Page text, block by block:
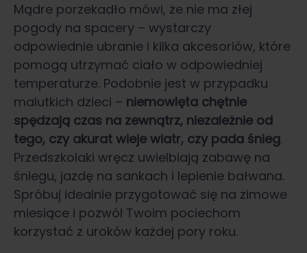
Mądre porzekadło mówi, że nie ma złej
pogody na spacery – wystarczy
odpowiednie ubranie i kilka akcesoriów, które
pomogą utrzymać ciało w odpowiedniej
temperaturze. Podobnie jest w przypadku
malutkich dzieci – niemowlęta chętnie
spędzają czas na zewnątrz, niezależnie od
tego, czy akurat wieje wiatr, czy pada śnieg.
Przedszkolaki wręcz uwielbiają zabawę na
śniegu, jazdę na sankach i lepienie bałwana.
Spróbuj idealnie przygotować się na zimowe
miesiące i pozwól Twoim pociechom
korzystać z uroków każdej pory roku.